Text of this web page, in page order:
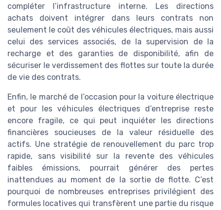
compléter l’infrastructure interne. Les directions
achats doivent intégrer dans leurs contrats non
seulement le coût des véhicules électriques, mais aussi
celui des services associés, de la supervision de la
recharge et des garanties de disponibilité, afin de
sécuriser le verdissement des flottes sur toute la durée
de vie des contrats.
Enfin, le marché de l’occasion pour la voiture électrique
et pour les véhicules électriques d’entreprise reste
encore fragile, ce qui peut inquiéter les directions
financières soucieuses de la valeur résiduelle des
actifs. Une stratégie de renouvellement du parc trop
rapide, sans visibilité sur la revente des véhicules
faibles émissions, pourrait générer des pertes
inattendues au moment de la sortie de flotte. C’est
pourquoi de nombreuses entreprises privilégient des
formules locatives qui transfèrent une partie du risque